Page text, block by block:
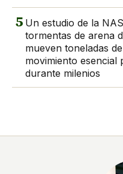
5 Un estudio de la
tormentas de arena
mueven toneladas
movimiento esencial
durante milenios